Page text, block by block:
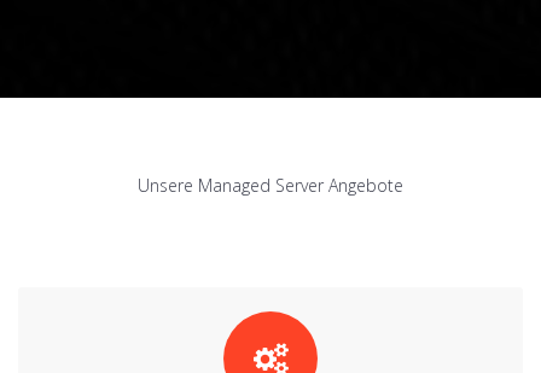
Unsere Managed Server Angebote